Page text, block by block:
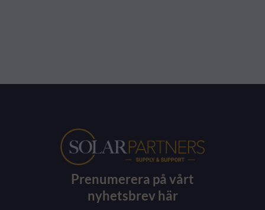
Prenumerera på vårt
nyhetsbrev här